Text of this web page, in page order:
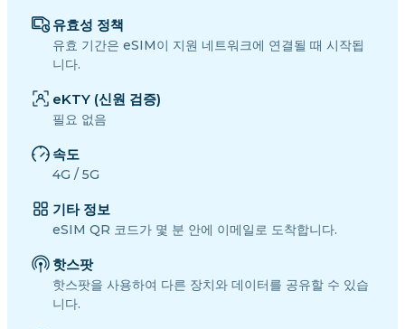
유효성 정책
유효 기간은 eSIM이 지원 네트워크에 연결될 때 시작됩
니다.
eKTY (신원 검증)
필요 없음
속도
4G / 5G
기타 정보
eSIM QR 코드가 몇 분 안에 이메일로 도착합니다.
핫스팟
핫스팟을 사용하여 다른 장치와 데이터를 공유할 수 있습
니다.